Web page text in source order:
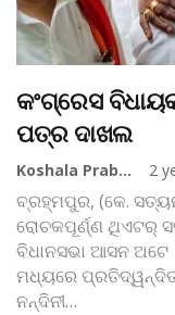
କଂଗ୍ରେସ
ପତ୍ର ଦାଖଲ
Koshala Prabaha 2
ବ୍ରହ୍ମପୁର, (କେ.
ରୋଚକପୂର୍ଣ୍ଣ ଥିଏଟର୍‌
ବିଧାନସଭା ଆସନ ଅଟେ
ମଧ୍ୟରେ
ନନ୍ଦିନୀ…